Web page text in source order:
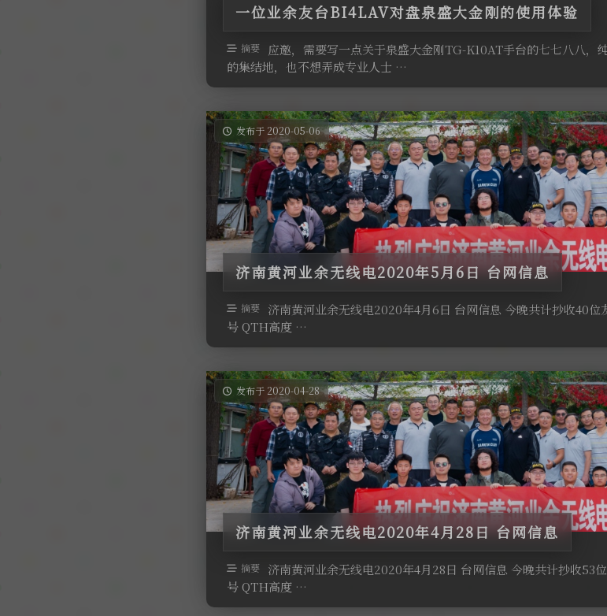
一位业余友台BI4LAV对盘泉盛大金刚的使用体验
摘要
应邀，需要写一点关于泉盛大金刚TG-K10AT手台的七七八八，
的集结地，也不想弄成专业人士 …
发布于 2020-05-06
济南黄河业余无线电2020年5月6日 台网信息
摘要
济南黄河业余无线电2020年4月6日 台网信息 今晚共计抄收40
号 QTH高度 …
发布于 2020-04-28
济南黄河业余无线电2020年4月28日 台网信息
摘要
济南黄河业余无线电2020年4月28日 台网信息 今晚共计抄收53
号 QTH高度 …